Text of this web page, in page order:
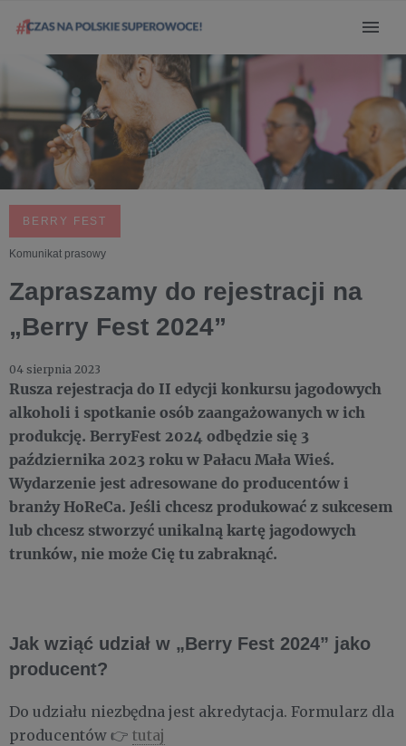
BERRY FEST
Komunikat prasowy
Zapraszamy do rejestracji na
„Berry Fest 2024”
04 sierpnia 2023
Rusza rejestracja do II edycji konkursu jagodowych
alkoholi i spotkanie osób zaangażowanych w ich
produkcję. BerryFest 2024 odbędzie się 3
października 2023 roku w Pałacu Mała Wieś.
Wydarzenie jest adresowane do producentów i
branży HoReCa. Jeśli chcesz produkować z sukcesem
lub chcesz stworzyć unikalną kartę jagodowych
trunków, nie może Cię tu zabraknąć.
Jak wziąć udział w „Berry Fest 2024” jako
producent?
Do udziału niezbędna jest akredytacja. Formularz dla
producentów 👉 tutaj